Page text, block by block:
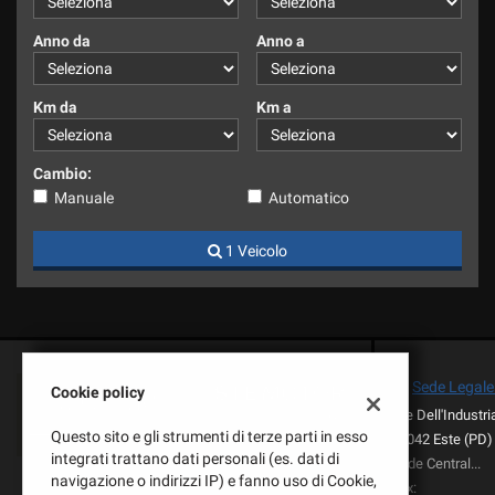
Anno da Anno a
Km da Km a
Cambio:
Manuale
Automatico
1 Veicolo
Sede
V.le
35042 Este (PD)
Sede Centrale:
Fax:
Cookie policy
Questo sito e gli strumenti di terze parti in esso
integrati trattano dati personali (es. dati di
navigazione o indirizzi IP) e fanno uso di Cookie,
questi
strumenti
tracciamento
si
rimanda
alla
cookie
policy.
e
modificare
scelte
qualsiasi